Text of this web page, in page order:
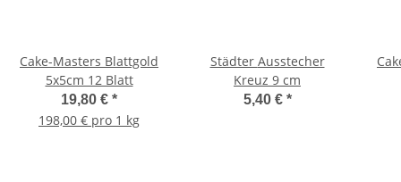
Cake-Masters Blattgold
5x5cm 12 Blatt
19,80 € *
198,00 € pro 1 kg
Städter Ausstecher
Kreuz 9 cm
5,40 € *